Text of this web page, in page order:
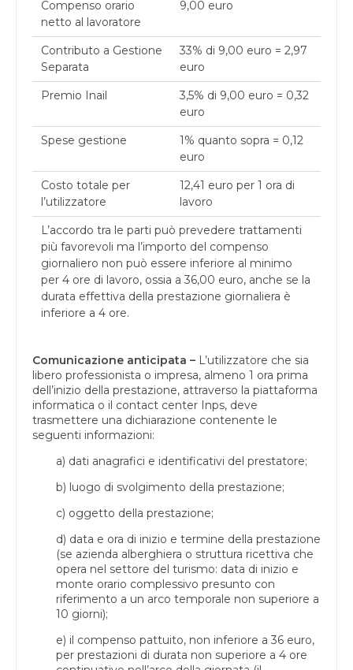
Compenso orario
netto al lavoratore
9,00 euro
Contributo a Gestione
Separata
33% di 9,00 euro = 2,97
euro
Premio Inail
3,5% di 9,00 euro = 0,32
euro
Spese gestione
1% quanto sopra = 0,12
euro
Costo totale per
l’utilizzatore
12,41 euro per 1 ora di
lavoro
L’accordo tra le parti può prevedere trattamenti
più favorevoli ma l’importo del compenso
giornaliero non può essere inferiore al minimo
per 4 ore di lavoro, ossia a 36,00 euro, anche se la
durata effettiva della prestazione giornaliera è
inferiore a 4 ore.
Comunicazione anticipata – L’utilizzatore che sia
libero professionista o impresa, almeno 1 ora prima
dell’inizio della prestazione, attraverso la piattaforma
informatica o il contact center Inps, deve
trasmettere una dichiarazione contenente le
seguenti informazioni:
a) dati anagrafici e identificativi del prestatore;
b) luogo di svolgimento della prestazione;
c) oggetto della prestazione;
d) data e ora di inizio e termine della prestazione
(se azienda alberghiera o struttura ricettiva che
opera nel settore del turismo: data di inizio e
monte orario complessivo presunto con
riferimento a un arco temporale non superiore a
10 giorni);
e) il compenso pattuito, non inferiore a 36 euro,
per prestazioni di durata non superiore a 4 ore